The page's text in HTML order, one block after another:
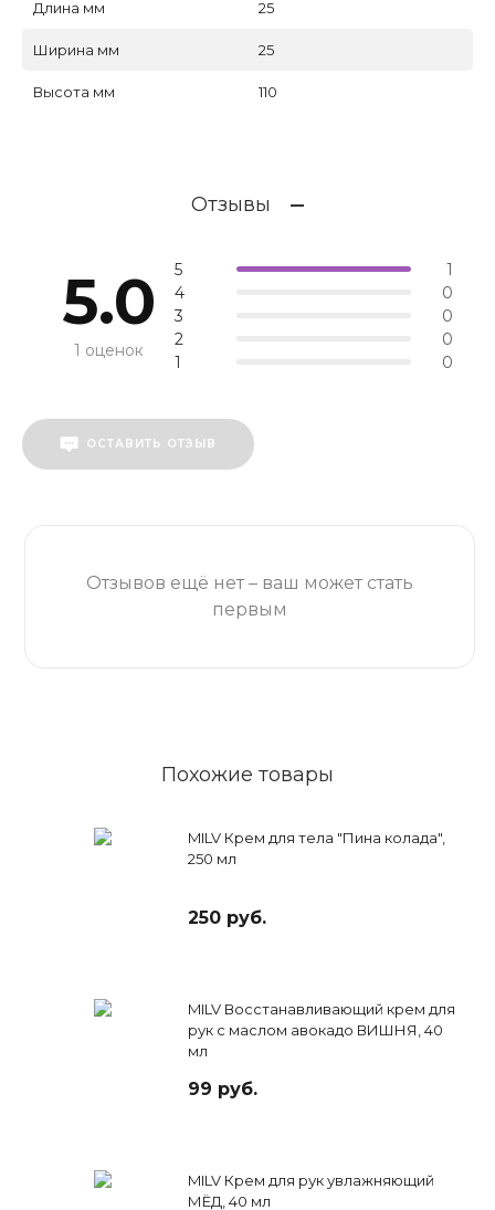
Длина мм 25
Ширина мм 25
Высота мм 110
Отзывы
5.0
1 оценок
5
1
4
0
3
0
2
0
1
0
ОСТАВИТЬ ОТЗЫВ
Отзывов ещё нет – ваш может стать
первым
Похожие товары
MILV Крем для тела "Пина колада",
250 мл
250 руб.
MILV Восстанавливающий крем для
рук с маслом авокадо ВИШНЯ, 40
мл
99 руб.
MILV Крем для рук увлажняющий
МЁД, 40 мл